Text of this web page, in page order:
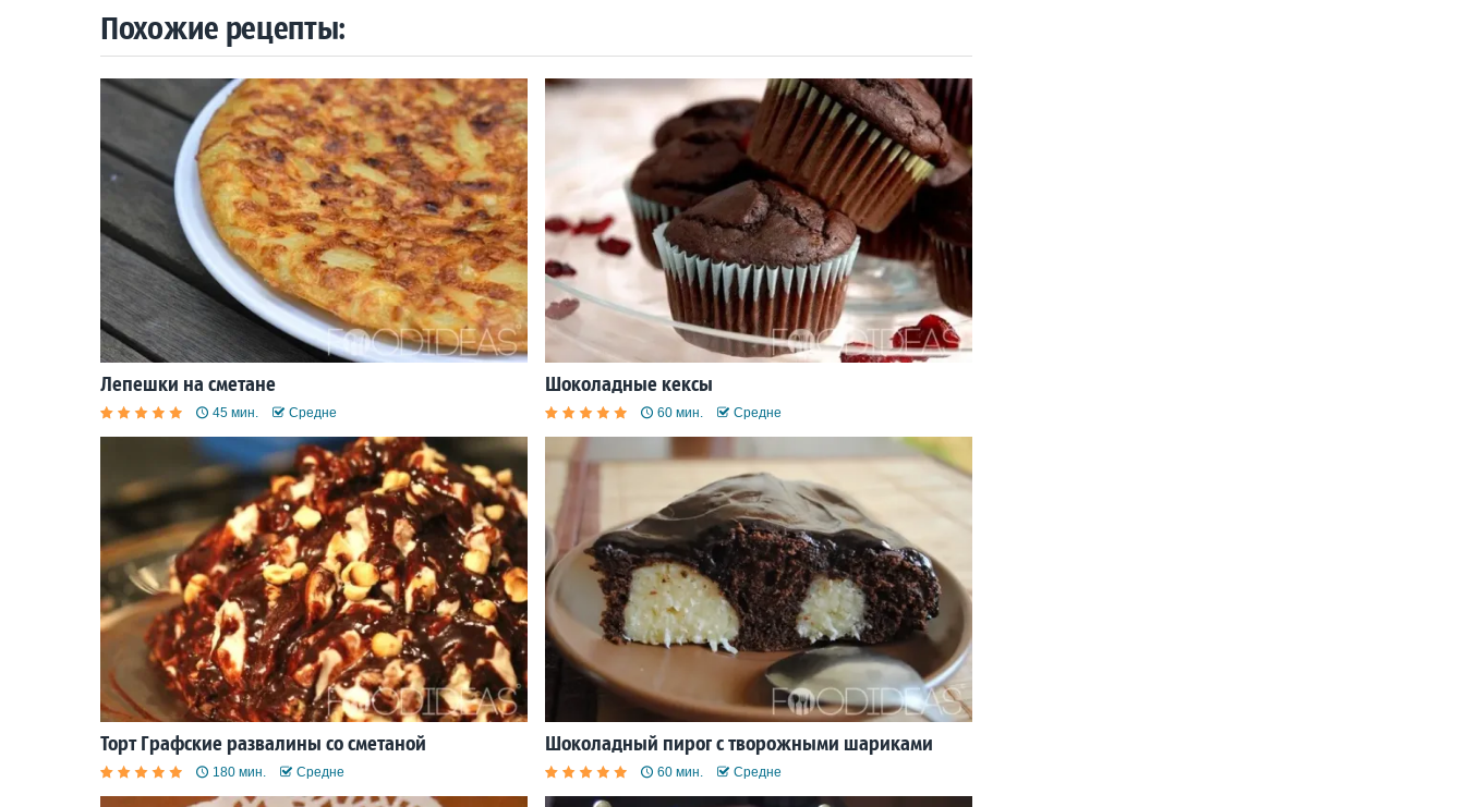
Похожие рецепты:
Лепешки на сметане
45 мин. Средне
Шоколадные кексы
60 мин. Средне
Торт Графские развалины со сметаной
180 мин. Средне
Шоколадный пирог с творожными шариками
60 мин. Средне